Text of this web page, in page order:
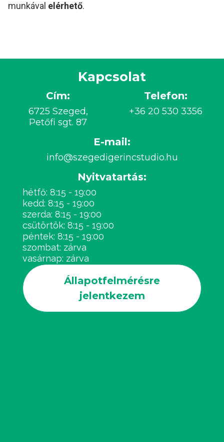
munkával elérhető.
Kapcsolat
Cím:
6725 Szeged,
Petőfi sgt. 87
Telefon:
+36 20 530 3356
E-mail:
info@szegedigerincstudio.hu
Nyitvatartás:
hétfő: 8:15 - 19:00
kedd: 8:15 - 19:00
szerda: 8:15 - 19:00
csütörtök: 8:15 - 19:00
péntek: 8:15 - 19:00
szombat: zárva
vasárnap: zárva
Állapotfelmérésre
jelentkezem